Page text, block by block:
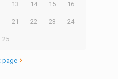
13 14 15 16
21 22 23 24
25
page